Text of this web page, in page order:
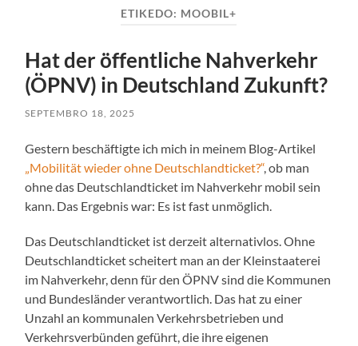
ETIKEDO: MOOBIL+
Hat der öffentliche Nahverkehr
(ÖPNV) in Deutschland Zukunft?
SEPTEMBRO 18, 2025
Gestern beschäftigte ich mich in meinem Blog-Artikel
„Mobilität wieder ohne Deutschlandticket?“, ob man
ohne das Deutschlandticket im Nahverkehr mobil sein
kann. Das Ergebnis war: Es ist fast unmöglich.
Das Deutschlandticket ist derzeit alternativlos. Ohne
Deutschlandticket scheitert man an der Kleinstaaterei
im Nahverkehr, denn für den ÖPNV sind die Kommunen
und Bundesländer verantwortlich. Das hat zu einer
Unzahl an kommunalen Verkehrsbetrieben und
Verkehrsverbünden geführt, die ihre eigenen